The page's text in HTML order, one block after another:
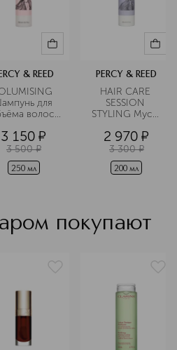
& REED
для
волос
3 150 ¤
3 500 ¤
250 мл
PERCY & REED
HAIR CARE
SESSION
STYLING Мусс
волос
2 970 ¤
3 300 ¤
200 мл
покупают